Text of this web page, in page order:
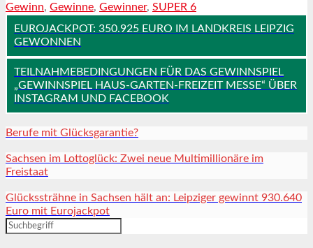
Gewinn, Gewinne, Gewinner, SUPER 6
EUROJACKPOT: 350.925 EURO IM LANDKREIS LEIPZIG
GEWONNEN
TEILNAHMEBEDINGUNGEN FÜR DAS GEWINNSPIEL
„GEWINNSPIEL HAUS-GARTEN-FREIZEIT MESSE“ ÜBER
INSTAGRAM UND FACEBOOK
Berufe mit Glücksgarantie?
Sachsen im Lottoglück: Zwei neue Multimillionäre im
Freistaat
Glückssträhne in Sachsen hält an: Leipziger gewinnt 930.640
Euro mit Eurojackpot